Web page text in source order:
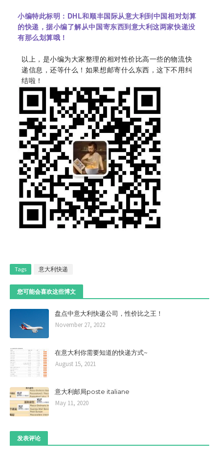
小编特此标明：DHL和顺丰国际从意大利到中国相对划算
的快递，据小编了解从中国寄东西到意大利这两家快递没
有那么划算哦！
以上，是小编为大家整理的相对性价比高一些的物流快
递信息，还等什么！如果想邮寄什么东西，这下不用纠
结啦！
Tags 意大利快递
您可能会喜欢这些博文
盘点中意大利快递公司，性价比之王！
November 27, 2022
在意大利你需要知道的快递方式~
August 15, 2021
意大利邮局poste italiane
May 11, 2020
发表评论